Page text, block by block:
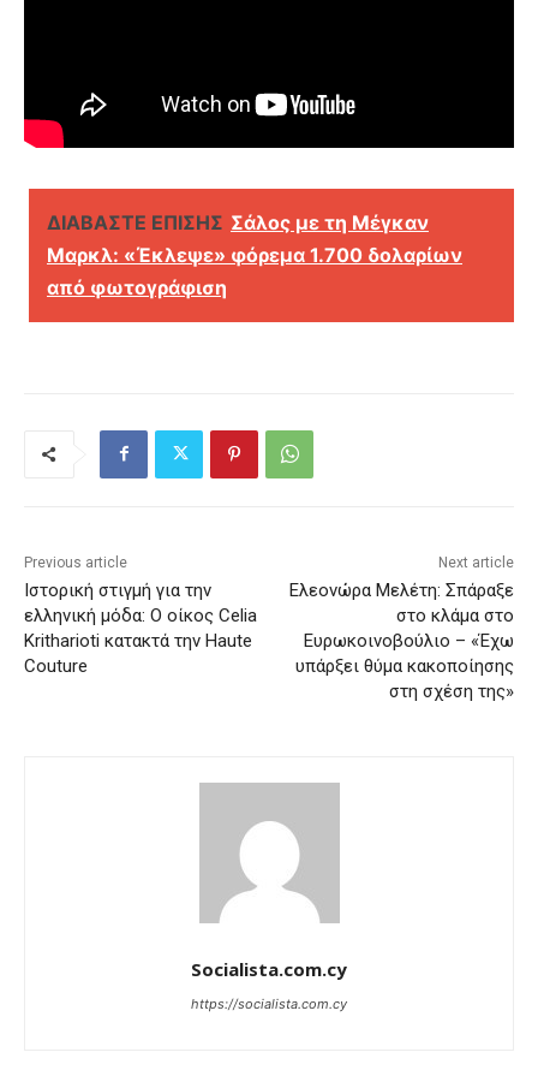
ΔΙΑΒΑΣΤΕ ΕΠΙΣΗΣ Σάλος με τη Μέγκαν
Μαρκλ: «Έκλεψε» φόρεμα 1.700 δολαρίων
από φωτογράφιση
Previous article
Ιστορική στιγμή για την
ελληνική μόδα: Ο οίκος Celia
Kritharioti κατακτά την Haute
Couture
Next article
Ελεονώρα Μελέτη: Σπάραξε
στο κλάμα στο
Ευρωκοινοβούλιο – «Έχω
υπάρξει θύμα κακοποίησης
στη σχέση της»
Socialista.com.cy
https://socialista.com.cy